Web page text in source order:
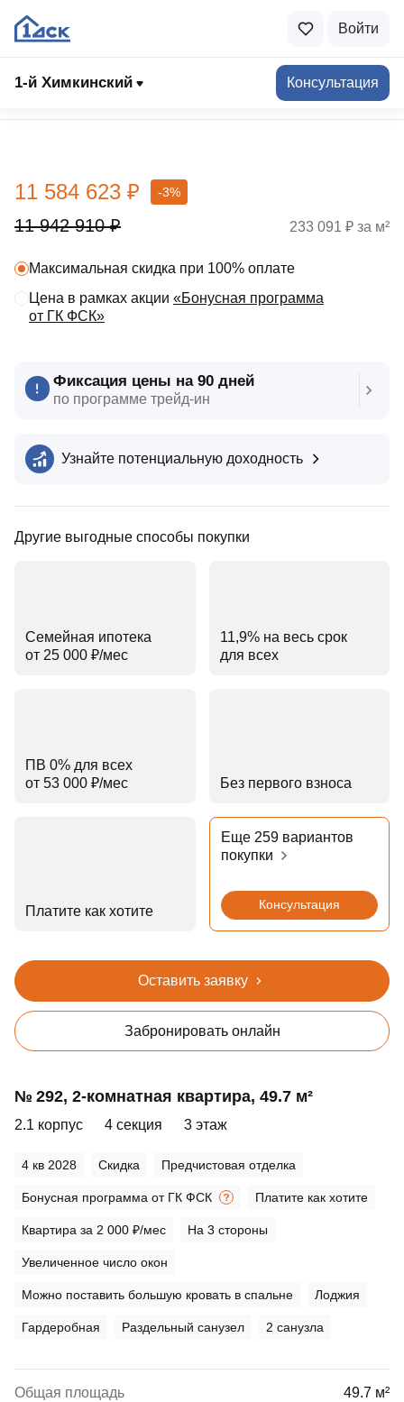
Войти
1-й Химкинский Консультация
Выбрать квартиру
11 942 910 ₽
11 584 623 ₽ -3%
Фиксация цены на 90 дней
по программе трейд‑ин
Узнайте потенциальную доходность
Другие выгодные способы покупки
Семейная ипотека
от 25 000 ₽⁠/⁠мес
11,9% на весь срок
для всех
ПВ 0% для всех
от 53 000 ₽⁠/⁠мес
Без первого взноса
Платите как хотите
Еще 259 вариантов
покупки
Консультация
Максимальная скидка при 100% оплате
Цена в рамках акции «Бонусная программа
от ГК ФСК»
233 091 ₽ за м²
Оставить заявку
Забронировать онлайн
№ 292, 2‑комнатная квартира, 49.7 м²
2.1 корпус 4 секция 3 этаж
4 кв 2028 Скидка Предчистовая отделка
Бонусная программа от ГК ФСК Платите как хотите
Квартира за 2 000 ₽/мес На 3 стороны
Увеличенное число окон
Можно поставить большую кровать в спальне Лоджия
Гардеробная Раздельный санузел 2 санузла
Общая площадь 49.7 м²